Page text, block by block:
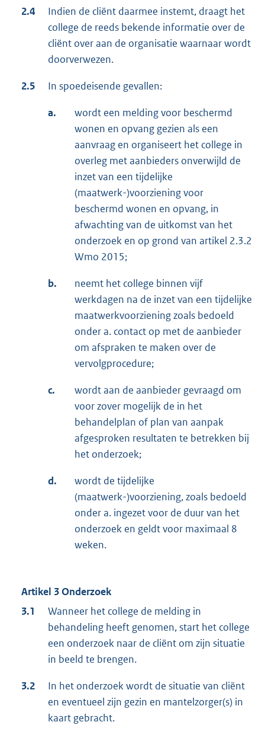
2.4
Indien de cliënt daarmee instemt, draagt het
college de reeds bekende informatie over de
cliënt over aan de organisatie waarnaar wordt
doorverwezen.
2.5 In spoedeisende gevallen:
a.
wordt een melding voor beschermd
wonen en opvang gezien als een
aanvraag en organiseert het college in
overleg met aanbieders onverwijld de
inzet van een tijdelijke
(maatwerk-)voorziening voor
beschermd wonen en opvang, in
afwachting van de uitkomst van het
onderzoek en op grond van artikel 2.3.2
Wmo 2015;
b.
neemt het college binnen vijf
werkdagen na de inzet van een tijdelijke
maatwerkvoorziening zoals bedoeld
onder a. contact op met de aanbieder
om afspraken te maken over de
vervolgprocedure;
c.
wordt aan de aanbieder gevraagd om
voor zover mogelijk de in het
behandelplan of plan van aanpak
afgesproken resultaten te betrekken bij
het onderzoek;
d.
wordt de tijdelijke
(maatwerk-)voorziening, zoals bedoeld
onder a. ingezet voor de duur van het
onderzoek en geldt voor maximaal 8
weken.
Artikel 3 Onderzoek
3.1
Wanneer het college de melding in
behandeling heeft genomen, start het college
een onderzoek naar de cliënt om zijn situatie
in beeld te brengen.
3.2
In het onderzoek wordt de situatie van cliënt
en eventueel zijn gezin en mantelzorger(s) in
kaart gebracht.